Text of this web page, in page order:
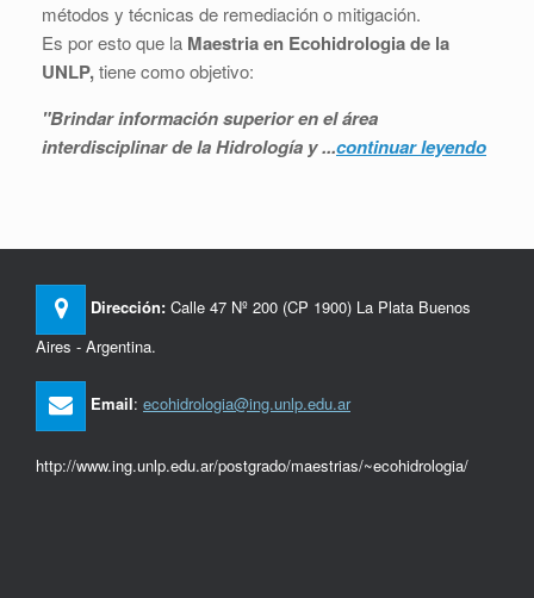
métodos y técnicas de remediación o mitigación.
Es por esto que la Maestria en Ecohidrologia de la
UNLP,tiene como objetivo:
"Brindar información superior en el área
interdisciplinar de la Hidrología y ...continuar leyendo
Dirección: Calle 47 Nº 200 (CP 1900) La Plata Buenos
Aires - Argentina.
Email: ecohidrologia@ing.unlp.edu.ar
http://www.ing.unlp.edu.ar/postgrado/maestrias/~ecohidrologia/